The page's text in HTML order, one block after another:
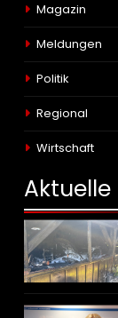
Magazin
Meldungen
Politik
Regional
Wirtschaft
Aktuelle